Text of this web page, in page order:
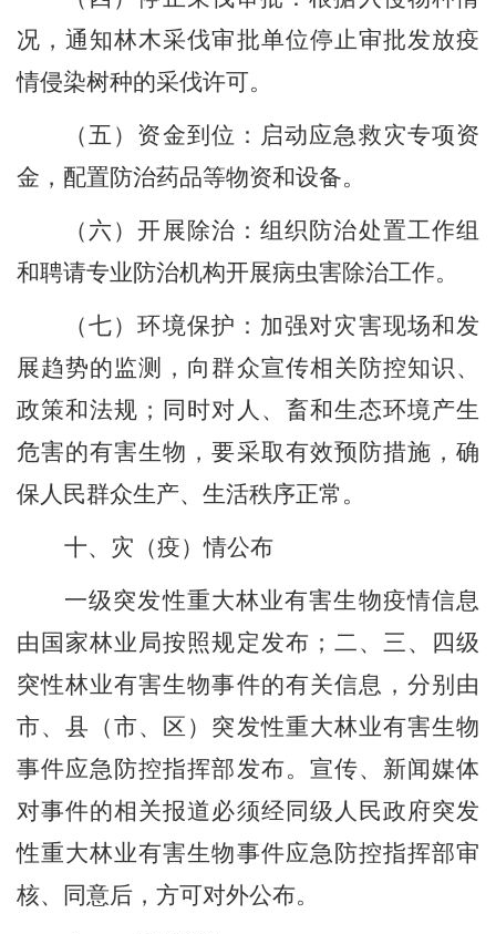
况，通知林木采伐审批单位停止审批发放疫
情侵染树种的采伐许可。
（五） 资金到位：启动应急救灾专项资
金，配置防治药品等物资和设备。
（六）开展除治：组织防治处置工作组
和聘请专业防治机构开展病虫害除治工作。
（七）环境保护：加强对灾害现场和发
展趋势的监测，向群众宣传相关防控知识、
政策和法规；同时对人、畜和生态环境产生
危害的有害生物，要采取有效预防措施，确
保人民群众生产、生活秩序正常。
十、灾（疫）情公布
一级突发性重大林业有害生物疫情信息
由国家林业局按照规定发布；二、三、四级
突性林业有害生物事件的有关信息，分别由
市、县（市、区）突发性重大林业有害生物
事件应急防控指挥部发布。宣传、新闻媒体
对事件的相关报道必须经同级人民政府突发
性重大林业有害生物事件应急防控指挥部审
核、同意后，方可对外公布。